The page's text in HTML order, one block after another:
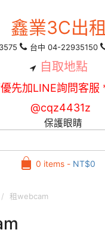
鑫業3C出租
台中 04-22935150
自取地點
先加LINE詢問客服
@cqz4431z
保護眼睛
0 items - NT$0
租webcam